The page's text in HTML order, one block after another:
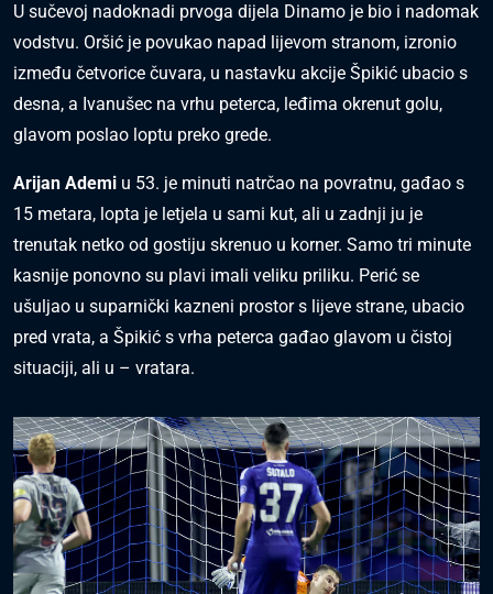
U sučevoj nadoknadi prvoga dijela Dinamo je bio i nadomak
vodstvu. Oršić je povukao napad lijevom stranom, izronio
između četvorice čuvara, u nastavku akcije Špikić ubacio s
desna, a Ivanušec na vrhu peterca, leđima okrenut golu,
glavom poslao loptu preko grede.
Arijan Ademi u 53. je minuti natrčao na povratnu, gađao s
15 metara, lopta je letjela u sami kut, ali u zadnji ju je
trenutak netko od gostiju skrenuo u korner. Samo tri minute
kasnije ponovno su plavi imali veliku priliku. Perić se
ušuljao u suparnički kazneni prostor s lijeve strane, ubacio
pred vrata, a Špikić s vrha peterca gađao glavom u čistoj
situaciji, ali u – vratara.